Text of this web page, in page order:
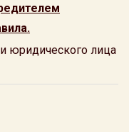
юридического лица